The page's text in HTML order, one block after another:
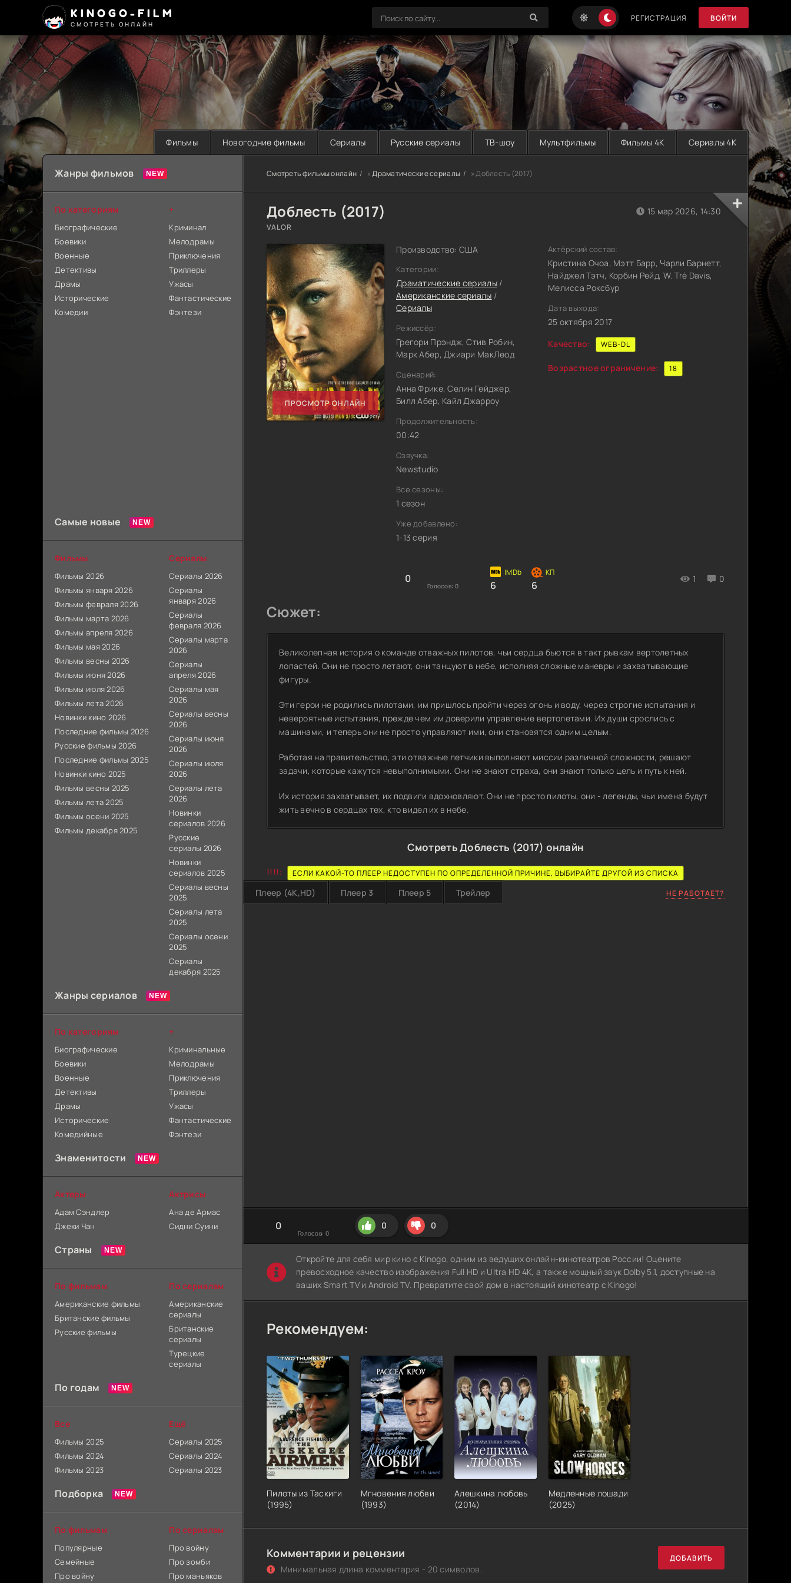
KINOGO-FILM
СМОТРЕТЬ ОНЛАЙН
РЕГИСТРАЦИЯ ВОЙТИ
Фильмы Новогодние фильмы Сериалы Русские сериалы ТВ-шоу Мультфильмы Фильмы 4K Сериалы 4K
Смотреть фильмы онлайн »Драматические сериалы » Доблесть (2017)
Доблесть (2017)
VALOR
ПРОСМОТР ОНЛАЙН
Производство: США
Категории:
Драматические сериалы/
Американские сериалы /
Сериалы
Режиссёр:
Грегори Прэндж, Стив Робин,
Марк Абер, Джиари МакЛеод
Сценарий:
Анна Фрике, Селин Гейджер,
Билл Абер, Кайл Джарроу
Продолжительность:
00:42
Озвучка:
Newstudio
Все сезоны:
1 сезон
Уже добавлено:
1-13 серия
0
Голосов: 0 6 6
1 0
15 мар 2026, 14:30
Актёрский состав:
Кристина Очоа, Мэтт Барр, Чарли Барнетт,
Найджел Тэтч, Корбин Рейд, W. Tré Davis,
Мелисса Роксбур
Дата выхода:
25 октября 2017
Качество:
WEB-DL
Возрастное ограничение: 18
Сюжет:
Великолепная история о команде отважных пилотов, чьи сердца бьются в такт рывкам вертолетных
лопастей. Они не просто летают, они танцуют в небе, исполняя сложные маневры и захватывающие
фигуры.
Эти герои не родились пилотами, им пришлось пройти через огонь и воду, через строгие испытания и
невероятные испытания, прежде чем им доверили управление вертолетами. Их души срослись с
машинами, и теперь они не просто управляют ими, они становятся одним целым.
Работая на правительство, эти отважные летчики выполняют миссии различной сложности, решают
задачи, которые кажутся невыполнимыми. Они не знают страха, они знают только цель и путь к ней.
Их история захватывает, их подвиги вдохновляют. Они не просто пилоты, они - легенды, чьи имена будут
жить вечно в сердцах тех, кто видел их в небе.
Смотреть Доблесть (2017) онлайн
!!!!: ЕСЛИ КАКОЙ-ТО ПЛЕЕР НЕДОСТУПЕН ПО ОПРЕДЕЛЕННОЙ ПРИЧИНЕ, ВЫБИРАЙТЕ ДРУГОЙ ИЗ СПИСКА
Плеер (4K,HD) Плеер 3 Плеер 5 Трейлер НЕ РАБОТАЕТ?
0
Голосов: 0
0 0
Откройте для себя мир кино с Kinogo, одним из ведущих онлайн-кинотеатров России! Оцените
превосходное качество изображения Full HD и Ultra HD 4K, а также мощный звук Dolby 5.1, доступные на
ваших Smart TV и Android TV. Превратите свой дом в настоящий кинотеатр с Kinogo!
Рекомендуем:
Пилоты из Таскиги
(1995)
Мгновения любви
(1993)
Алешкина любовь
(2014)
Медленные лошади
(2025)
Комментарии и рецензии
Минимальная длина комментария - 20 символов.
ДОБАВИТЬ
Жанры фильмов
По категориям
Биографические
Боевики
Военные
Детективы
Драмы
Исторические
Комедии
+
Криминал
Мелодрамы
Приключения
Триллеры
Ужасы
Фантастические
Фэнтези
Самые новые
Фильмы
Фильмы 2026
Фильмы января 2026
Фильмы февраля 2026
Фильмы марта 2026
Фильмы апреля 2026
Фильмы мая 2026
Фильмы весны 2026
Фильмы июня 2026
Фильмы июля 2026
Фильмы лета 2026
Новинки кино 2026
Последние фильмы 2026
Русские фильмы 2026
Последние фильмы 2025
Новинки кино 2025
Фильмы весны 2025
Фильмы лета 2025
Фильмы осени 2025
Фильмы декабря 2025
Сериалы
Сериалы 2026
Сериалы
января 2026
Сериалы
февраля 2026
Сериалы марта
2026
Сериалы
апреля 2026
Сериалы мая
2026
Сериалы весны
2026
Сериалы июня
2026
Сериалы июля
2026
Сериалы лета
2026
Новинки
сериалов 2026
Русские
сериалы 2026
Новинки
сериалов 2025
Сериалы весны
2025
Сериалы лета
2025
Сериалы осени
2025
Сериалы
декабря 2025
Жанры сериалов
По категориям
Биографические
Боевики
Военные
Детективы
Драмы
Исторические
Комедийные
+
Криминальные
Мелодрамы
Приключения
Триллеры
Ужасы
Фантастические
Фэнтези
Знаменитости
Актеры
Адам Сэндлер
Джеки Чан
Актрисы
Ана де Армас
Сидни Суини
Страны
По фильмам
Американские фильмы
Британские фильмы
Русские фильмы
По сериалам
Американские
сериалы
Британские
сериалы
Турецкие
сериалы
По годам
Все
Фильмы 2025
Фильмы 2024
Фильмы 2023
Ещё
Сериалы 2025
Сериалы 2024
Сериалы 2023
Подборка
По фильмам
Популярные
Семейные
Про войну
По сериалам
Про войну
Про зомби
Про маньяков